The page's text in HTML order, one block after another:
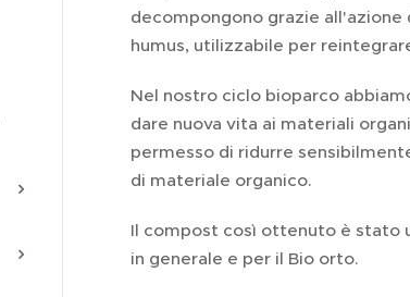
decompongono grazie
humus, utilizzabile per
Nel nostro ciclo bioparco
dare nuova vita ai materiali
permesso di ridurre
di materiale organico.
Il compost così ottenuto è stato
in generale e per il Bio orto.